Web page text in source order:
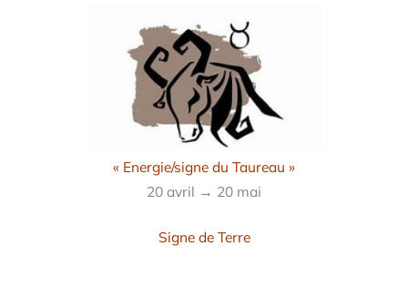
« Energie/signe du Taureau »
20 avril → 20 mai
Signe de Terre